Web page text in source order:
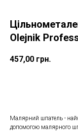
Olejnik
457,00 грн.
Малярний шпатель -
допомогою малярного